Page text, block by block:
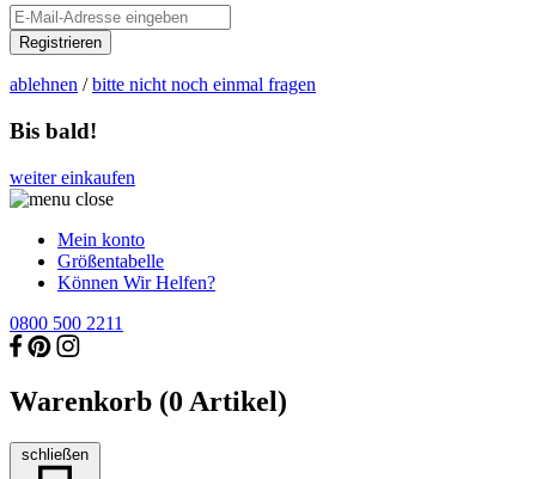
Registrieren
ablehnen /bitte nicht noch einmal fragen
Bis bald!
weiter einkaufen
Mein konto
Größentabelle
Können Wir Helfen?
0800 500 2211
Warenkorb (0 Artikel)
schließen